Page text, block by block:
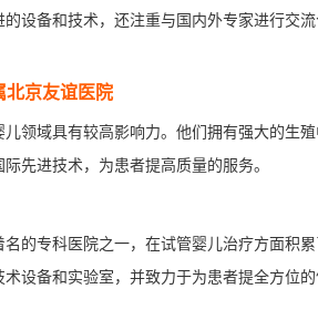
设备和技术，还注重与国内外专家进行交
北京友谊医院
儿领域具有较高影响力。他们拥有强大的生
先进技术，为患者提高质量的服务。
名的专科医院之一，在试管婴儿治疗方面积
设备和实验室，并致力于为患者提全方位